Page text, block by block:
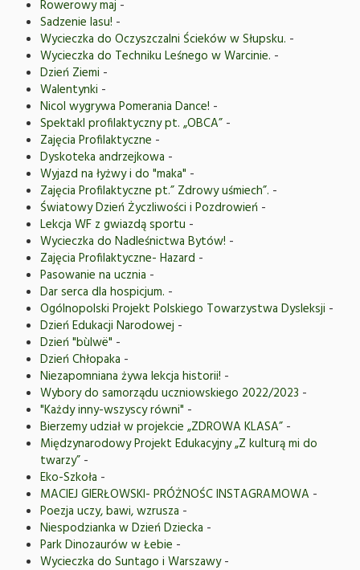
Rowerowy maj -
Sadzenie lasu! -
Wycieczka do Oczyszczalni Ścieków w Słupsku. -
Wycieczka do Techniku Leśnego w Warcinie. -
Dzień Ziemi -
Walentynki -
Nicol wygrywa Pomerania Dance! -
Spektakl profilaktyczny pt. „OBCA” -
Zajęcia Profilaktyczne -
Dyskoteka andrzejkowa -
Wyjazd na łyżwy i do "maka" -
Zajęcia Profilaktyczne pt.” Zdrowy uśmiech”. -
Światowy Dzień Życzliwości i Pozdrowień -
Lekcja WF z gwiazdą sportu -
Wycieczka do Nadleśnictwa Bytów! -
Zajęcia Profilaktyczne- Hazard -
Pasowanie na ucznia -
Dar serca dla hospicjum. -
Ogólnopolski Projekt Polskiego Towarzystwa Dysleksji -
Dzień Edukacji Narodowej -
Dzień "bùlwë" -
Dzień Chłopaka -
Niezapomniana żywa lekcja historii! -
Wybory do samorządu uczniowskiego 2022/2023 -
"Każdy inny-wszyscy równi" -
Bierzemy udział w projekcie „ZDROWA KLASA” -
Międzynarodowy Projekt Edukacyjny „Z kulturą mi do
twarzy” -
Eko-Szkoła -
MACIEJ GIERŁOWSKI- PRÓŻNOŚC INSTAGRAMOWA -
Poezja uczy, bawi, wzrusza -
Niespodzianka w Dzień Dziecka -
Park Dinozaurów w Łebie -
Wycieczka do Suntago i Warszawy-